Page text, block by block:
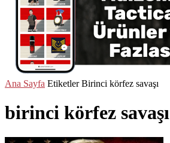
Ana Sayfa Etiketler Birinci körfez savaşı
birinci körfez savaşı